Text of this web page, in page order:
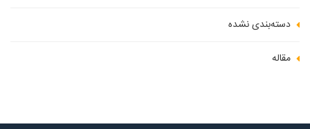
دسته‌بندی نشده
مقاله